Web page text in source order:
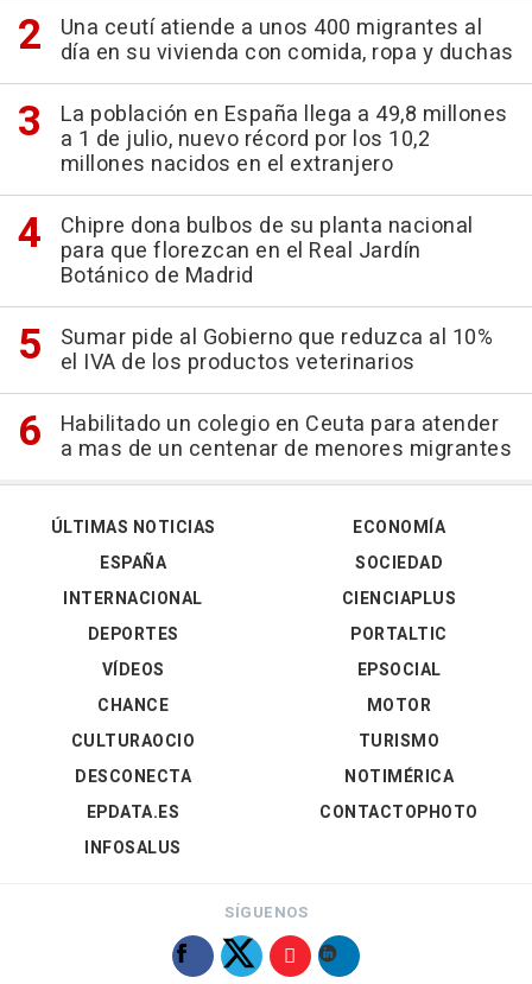
Una ceutí atiende a unos 400 migrantes al
día en su vivienda con comida, ropa y duchas
La población en España llega a 49,8 millones
a 1 de julio, nuevo récord por los 10,2
millones nacidos en el extranjero
Chipre dona bulbos de su planta nacional
para que florezcan en el Real Jardín
Botánico de Madrid
Sumar pide al Gobierno que reduzca al 10%
el IVA de los productos veterinarios
Habilitado un colegio en Ceuta para atender
a mas de un centenar de menores migrantes
ÚLTIMAS NOTICIAS
ESPAÑA
INTERNACIONAL
DEPORTES
VÍDEOS
ECONOMÍA
SOCIEDAD
CIENCIAPLUS
PORTALTIC
EPSOCIAL
CHANCE
CULTURAOCIO
DESCONECTA
EPDATA.ES
INFOSALUS
MOTOR
TURISMO
NOTIMÉRICA
CONTACTOPHOTO
SÍGUENOS